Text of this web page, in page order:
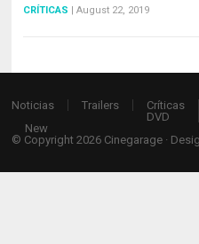
CRÍTICAS August 22, 2019
Noticias Trailers
Críticas
DVD
New
© Copyright 2026 Cinegarage ·